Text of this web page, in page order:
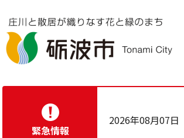
緊急情報
2026年08月07日